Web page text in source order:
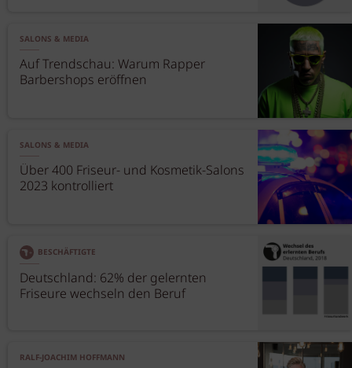
SALONS & MEDIA
Auf Trendschau: Warum Rapper
Barbershops eröffnen
SALONS & MEDIA
Über 400 Friseur- und Kosmetik-Salons
2023 kontrolliert
BESCHÄFTIGTE
Deutschland: 62% der gelernten
Friseure wechseln den Beruf
RALF-JOACHIM HOFFMANN